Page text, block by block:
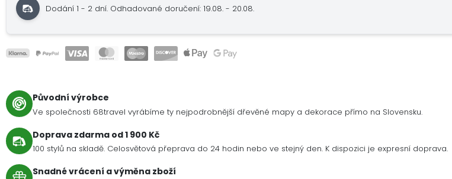
Dodání 1 - 2 dní. Odhadované doručení: 19.08. - 20.08.
Původní výrobce
Ve společnosti 68travel vyrábíme ty nejpodrobnější dřevěné mapy a dekorace přímo na Slovensku.
Doprava zdarma od 1 900 Kč
100 stylů na skladě. Celosvětová přeprava do 24 hodin nebo ve stejný den. K dispozici je expresní doprava.
Snadné vrácení a výměna zboží